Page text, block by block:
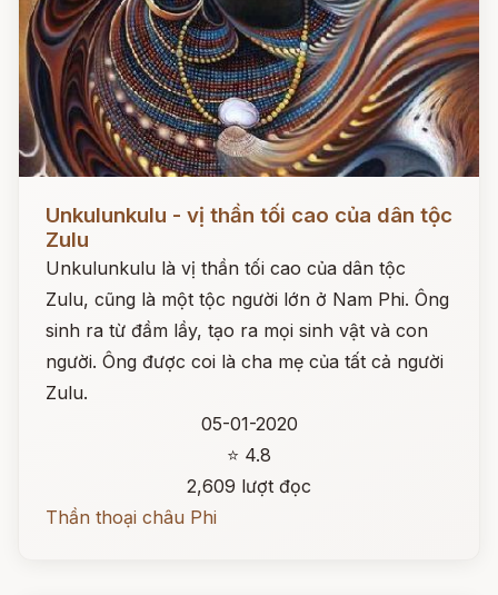
Unkulunkulu - vị thần tối cao của dân tộc
Zulu
Unkulunkulu là vị thần tối cao của dân tộc
Zulu, cũng là một tộc người lớn ở Nam Phi. Ông
sinh ra từ đầm lầy, tạo ra mọi sinh vật và con
người. Ông được coi là cha mẹ của tất cả người
Zulu.
05-01-2020
⭐ 4.8
2,609 lượt đọc
Thần thoại châu Phi